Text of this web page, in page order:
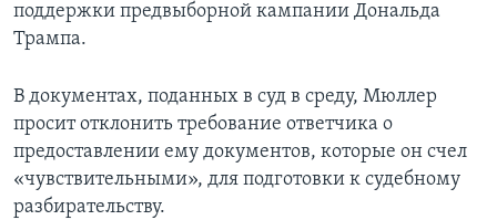
поддержки предвыборной кампании Дональда
Трампа.
В документах, поданных в суд в среду, Мюллер
просит отклонить требование ответчика о
предоставлении ему документов, которые он счел
«чувствительными», для подготовки к судебному
разбирательству.